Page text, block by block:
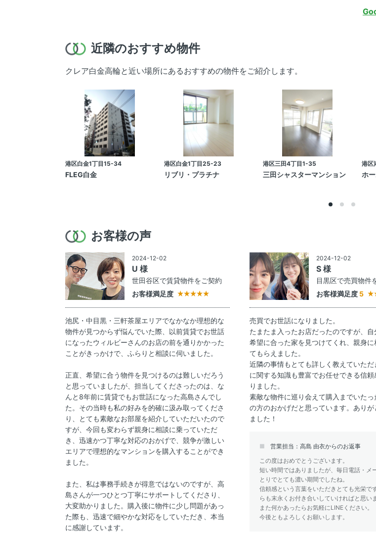
近隣のおすすめ物件
クレア白金高輪と近い場所にあるおすすめの物件をご紹介します。
港区白金1丁目15-34
FLEG白金
港区白金1丁目25-23
リブリ・プラチナ
港区三田4丁目1-35
三田シャスターマンション
港区
ホ
お客様の声
2024-12-02
U 様
世田谷区で賃貸物件をご契約
お客様満足度
池尻・中目黒・三軒茶屋エリアでなかなか理想的な
物件が見つからず悩んでいた際、以前賃貸でお世話
になったウィルビーさんのお店の前を通りかかった
ことがきっかけで、ふらりと相談に伺いました。
正直、希望に合う物件を見つけるのは難しいだろう
と思っていましたが、担当してくださったのは、な
んと8年前に賃貸でもお世話になった高島さんでし
た。その当時も私の好みを的確に汲み取ってくださ
り、とても素敵なお部屋を紹介していただいたので
すが、今回も変わらず親身に相談に乗っていただ
き、迅速かつ丁寧な対応のおかげで、競争が激しい
エリアで理想的なマンションを購入することができ
ました。
また、私は事務手続きが得意ではないのですが、高
島さんが一つひとつ丁寧にサポートしてくださり、
大変助かりました。購入後に物件に少し問題があっ
た際も、迅速で細やかな対応をしていただき、本当
に感謝しています。
2024-12-02
S 様
目黒区で売買物件
お客様満足度 5
売買でお世話になりました。
たまたま入ったお店だったのですが、
希望に合った家を見つけてくれ、親身に
てもらえました。
近隣の事情もとても詳しく教えていた
に関する知識も豊富でお任せできる信
りました。
素敵な物件に巡り会えて購入までいたっ
の方のおかげだと思っています。あり
ました！
営業担当：高島 由衣からのお返事
この度はおめでとうございます。
短い時間ではありましたが、毎日電話・メ
とりでとても濃い期間でしたね。
信頼感という言葉をいただきとても光栄で
らも末永くお付き合いしていければと思い
また何かあったらお気軽にLINEください。
今後ともよろしくお願いします。